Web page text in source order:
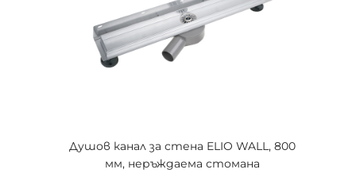
Душов канал за стена ELIO WALL, 800
мм, неръждаема стомана